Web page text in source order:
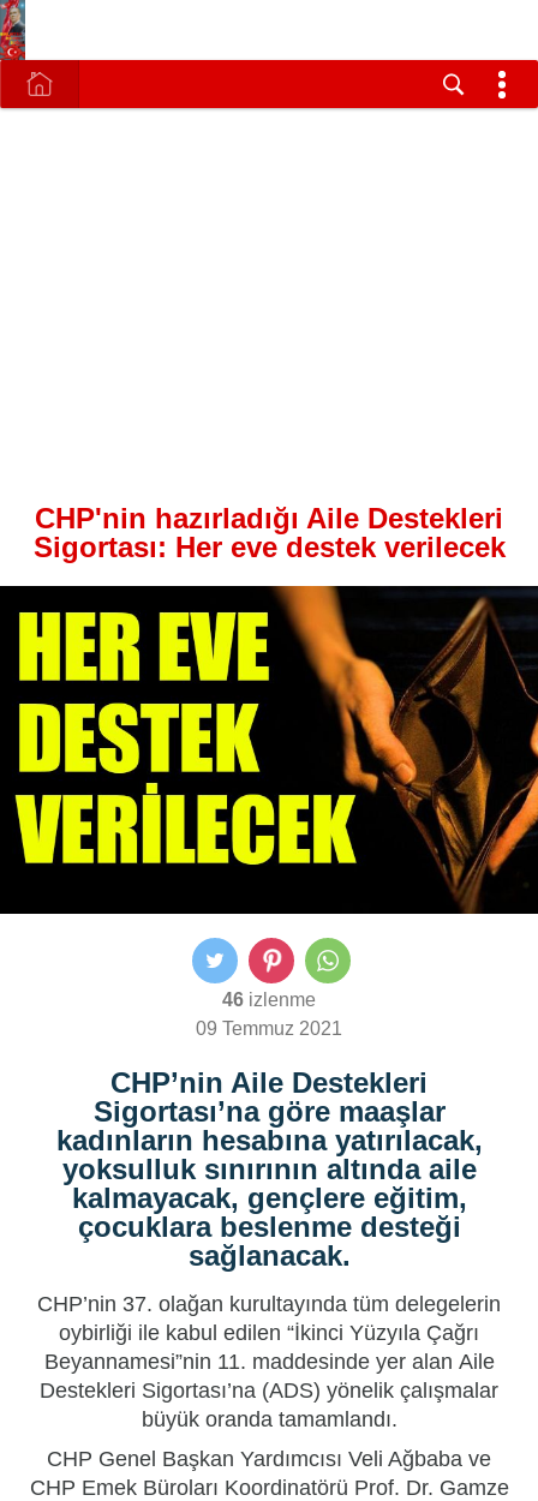
CHP'nin hazırladığı Aile Destekleri
Sigortası: Her eve destek verilecek
46 izlenme
09 Temmuz 2021
CHP’nin Aile Destekleri
Sigortası’na göre maaşlar
kadınların hesabına yatırılacak,
yoksulluk sınırının altında aile
kalmayacak, gençlere eğitim,
çocuklara beslenme desteği
sağlanacak.
CHP’nin 37. olağan kurultayında tüm delegelerin
oybirliği ile kabul edilen “İkinci Yüzyıla Çağrı
Beyannamesi”nin 11. maddesinde yer alan Aile
Destekleri Sigortası’na (ADS) yönelik çalışmalar
büyük oranda tamamlandı.
CHP Genel Başkan Yardımcısı Veli Ağbaba ve
CHP Emek Büroları Koordinatörü Prof. Dr. Gamze